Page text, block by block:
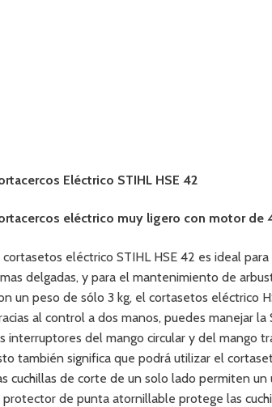
Eléctrico STIHL HSE 42
eléctrico muy ligero con motor de
cortasetos eléctrico STIHL HSE 42 es ideal
delgadas, y para el mantenimiento de
un peso de sólo 3 kg, el cortasetos eléctrico
al control a dos manos, puedes manejar
interruptores del mango circular y del mango
también significa que podrá utilizar el
cuchillas de corte de un solo lado permiten un
protector de punta atornillable protege las